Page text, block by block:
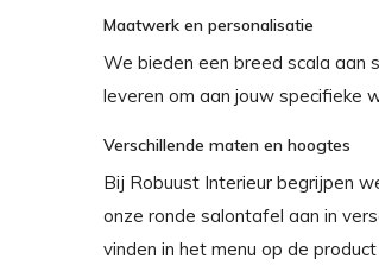
Maatwerk en personalisatie
We bieden een breed scala aan
leveren om aan jouw specifieke
Verschillende maten en hoogtes
Bij Robuust Interieur begrijpen
onze ronde salontafel aan in
vinden in het menu op de